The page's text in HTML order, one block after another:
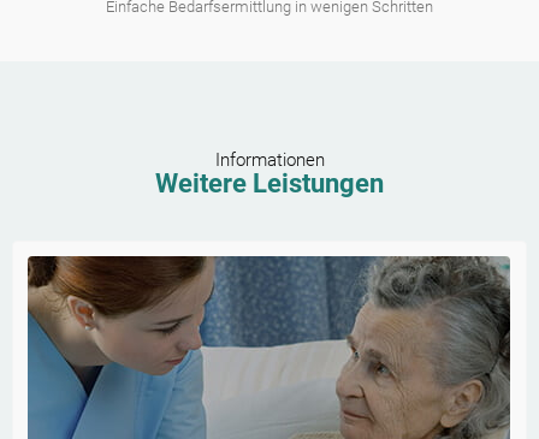
Einfache Bedarfsermittlung in wenigen Schritten
Informationen
Weitere Leistungen